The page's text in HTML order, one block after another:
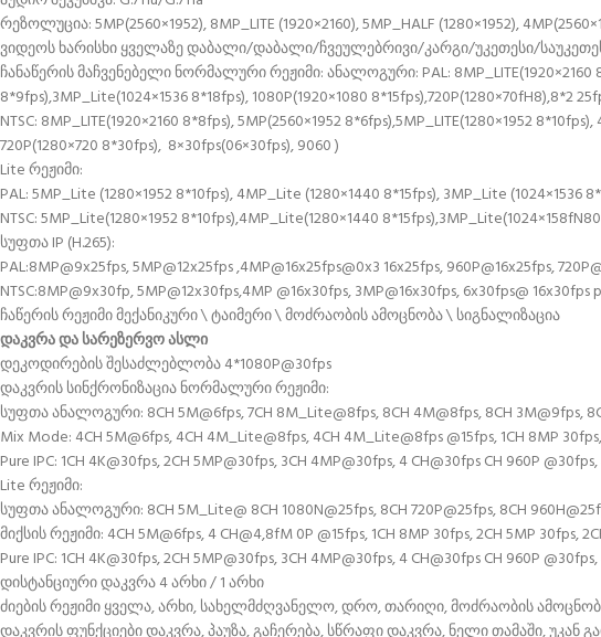
რეზოლუცია: 5MP(2560×1952), 8MP_LITE (1920×2160), 5MP_HALF (1280×1952),
ვიდეოს ხარისხი ყველაზე დაბალი/დაბალი/ჩვეულებრივი/კარგი/უკეთესი/
ჩანაწერის მაჩვენებელი ნორმალური რეჟიმი: ანალოგური: PAL: 8MP_LITE(1920×2160
8*9fps),3MP_Lite(1024×1536 8*18fps), 1080P(1920×1080 8*15fps),720P(1280×70fH8),8*2
NTSC: 8MP_LITE(1920×2160 8*8fps), 5MP(2560×1952 8*6fps),5MP_LITE(1280×1952
720P(1280×720 8*30fps), 8×30fps(06×30fps), 9060 )
Lite რეჟიმი:
PAL: 5MP_Lite (1280×1952 8*10fps), 4MP_Lite (1280×1440 8*15fps), 3MP_Lite
NTSC: 5MP_Lite(1280×1952 8*10fps),4MP_Lite(1280×1440
სუფთა IP (H.265):
PAL:8MP@9x25fps, 5MP@12x25fps ,4MP@16x25fps@0x3 16x25fps, 960P@16x25fps,
NTSC:8MP@9x30fp, 5MP@12x30fps,4MP @16x30fps, 3MP@16x30fps, 6x30fps@ 16x30fps
ჩაწერის რეჟიმი მექანიკური \ ტაიმერი \ მოძრაობის ამოცნობა \ სიგნალიზაცია
დაკვრა და სარეზერვო ასლი
დეკოდირების შესაძლებლობა 4*1080P@30fps
დაკვრის სინქრონიზაცია ნორმალური რეჟიმი:
სუფთა ანალოგური: 8CH 5M@6fps, 7CH 8M_Lite@8fps, 8CH 4M@8fps, 8CH 3M@9fps,
Mix Mode: 4CH 5M@6fps, 4CH 4M_Lite@8fps, 4CH 4M_Lite@8fps @15fps, 1CH 8MP
Pure IPC: 1CH 4K@30fps, 2CH 5MP@30fps, 3CH 4MP@30fps, 4 CH@30fps CH 960P
Lite რეჟიმი:
სუფთა ანალოგური: 8CH 5M_Lite@ 8CH 1080N@25fps, 8CH 720P@25fps, 8CH
მიქსის რეჟიმი: 4CH 5M@6fps, 4 CH@4,8fM 0P @15fps, 1CH 8MP 30fps, 2CH 5MP 30fps,
Pure IPC: 1CH 4K@30fps, 2CH 5MP@30fps, 3CH 4MP@30fps, 4 CH@30fps CH 960P
დისტანციური დაკვრა 4 არხი / 1 არხი
ძიების რეჟიმი ყველა, არხი, სახელმძღვანელო, დრო, თარიღი, მოძრაობის
დაკვრის ფუნქციები დაკვრა, პაუზა, გაჩერება, სწრაფი დაკვრა, ნელი თამაში,